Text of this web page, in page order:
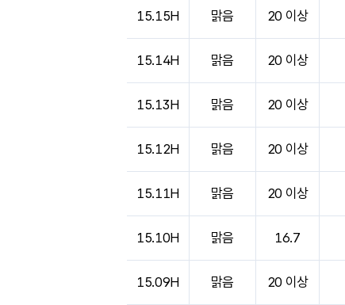
15.15H 맑음 20 이상
15.14H 맑음 20 이상
15.13H 맑음 20 이상
15.12H 맑음 20 이상
15.11H 맑음 20 이상
15.10H 맑음 16.7
15.09H 맑음 20 이상